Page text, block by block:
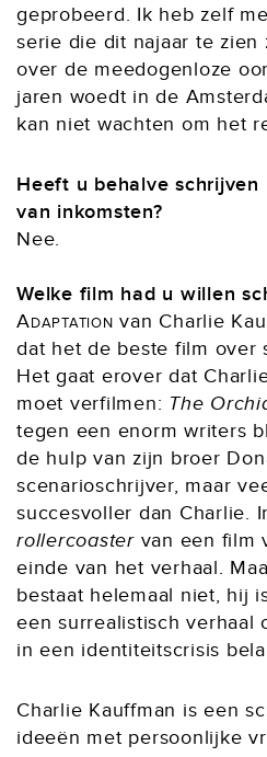
geprobeerd. Ik heb zelf
serie die dit najaar te zien
over de meedogenloze
jaren woedt in de
kan niet wachten om het
Heeft u behalve schrijven
van inkomsten?
Nee.
Welke film had u willen
Adaptation van Charlie
dat het de beste film over
Het gaat erover dat
moet verfilmen: The
tegen een enorm writers
de hulp van zijn broer
scenarioschrijver, maar
succesvoller dan Charlie.
rollercoaster van een film
einde van het verhaal.
bestaat helemaal niet, hij
een surrealistisch verhaal
in een identiteitscrisis
Charlie Kauffman is een
ideeën met persoonlijke